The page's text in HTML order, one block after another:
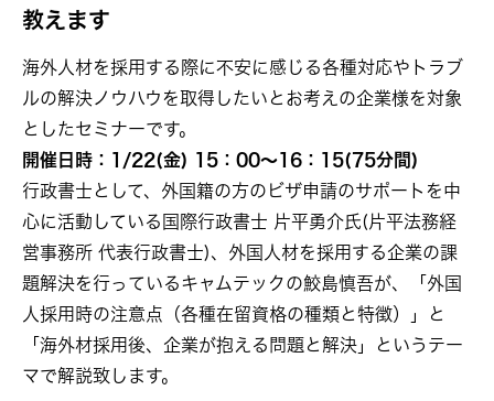
教えます
海外人材を採用する際に不安に感じる各種対応やトラブ
ルの解決ノウハウを取得したいとお考えの企業様を対象
としたセミナーです。
開催日時：1/22(金) 15：00～16：15(75分間)
行政書士として、外国籍の方のビザ申請のサポートを中
心に活動している国際行政書士 片平勇介氏(片平法務経
営事務所 代表行政書士)、外国人材を採用する企業の課
題解決を行っているキャムテックの鮫島慎吾が、「外国
人採用時の注意点（各種在留資格の種類と特徴）」と
「海外材採用後、企業が抱える問題と解決」というテー
マで解説致します。